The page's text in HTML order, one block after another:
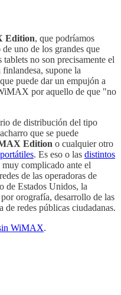
Edition, que podríamos
uno de los grandes que
no son precisamente el
supone la
puede dar un empujón a
por aquello de que "no
de distribución del tipo
que se puede
Edition o cualquier otro
portátiles. Es eso o las distintos
complicado ante el
de las operadoras de
de Estados Unidos, la
orografía, desarrollo de las
redes públicas ciudadanas.
WiMAX.